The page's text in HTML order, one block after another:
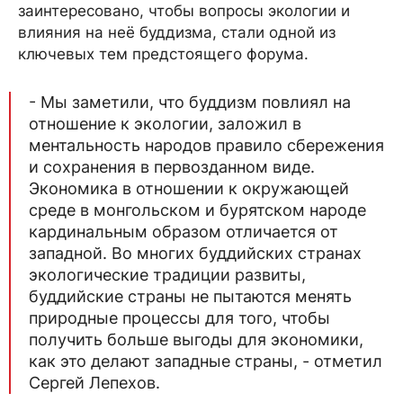
заинтересовано, чтобы вопросы экологии и
влияния на неё буддизма, стали одной из
ключевых тем предстоящего форума.
- Мы заметили, что буддизм повлиял на
отношение к экологии, заложил в
ментальность народов правило сбережения
и сохранения в первозданном виде.
Экономика в отношении к окружающей
среде в монгольском и бурятском народе
кардинальным образом отличается от
западной. Во многих буддийских странах
экологические традиции развиты,
буддийские страны не пытаются менять
природные процессы для того, чтобы
получить больше выгоды для экономики,
как это делают западные страны, - отметил
Сергей Лепехов.